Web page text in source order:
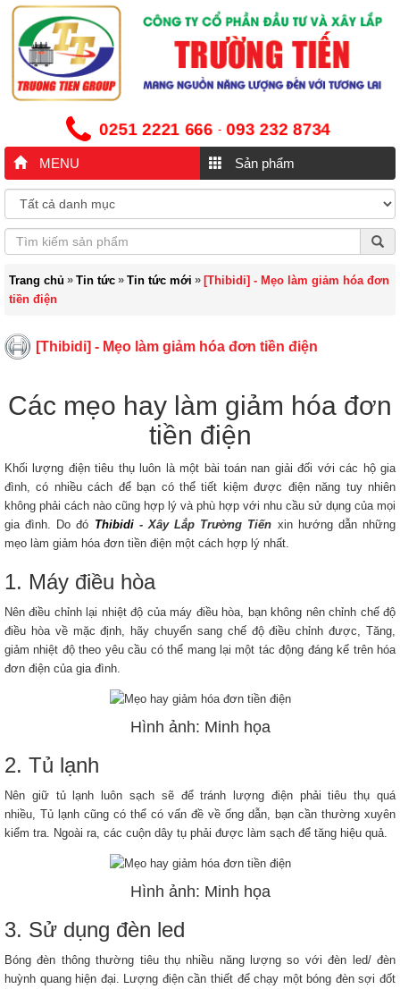
0251 2221 666 - 093 232 8734
MENU Sản phẩm
Trang chủ » Tin tức » Tin tức mới » [Thibidi] - Mẹo làm giảm hóa đơn
tiền điện
[Thibidi] - Mẹo làm giảm hóa đơn tiền điện
Các mẹo hay làm giảm hóa đơn
tiền điện
Khối lượng điện tiêu thụ luôn là một bài toán nan giải đối với các hộ gia
đình, có nhiều cách để bạn có thể tiết kiệm được điện năng tuy nhiên
không phải cách nào cũng hợp lý và phù hợp với nhu cầu sử dụng của mọi
gia đình. Do đó Thibidi- Xây Lắp Trường Tiến xin hướng dẫn những
mẹo làm giảm hóa đơn tiền điện một cách hợp lý nhất.
1. Máy điều hòa
Nên điều chỉnh lại nhiệt độ của máy điều hòa, bạn không nên chỉnh chế độ
điều hòa về mặc định, hãy chuyển sang chế độ điều chỉnh được, Tăng,
giảm nhiệt độ theo yêu cầu có thể mang lại một tác động đáng kể trên hóa
đơn điện của gia đình.
Hình ảnh: Minh họa
2. Tủ lạnh
Nên giữ tủ lạnh luôn sạch sẽ để tránh lượng điện phải tiêu thụ quá
nhiều, Tủ lạnh cũng có thể có vấn đề về ống dẫn, bạn cần thường xuyên
kiểm tra. Ngoài ra, các cuộn dây tụ phải được làm sạch để tăng hiệu quả.
Hình ảnh: Minh họa
3. Sử dụng đèn led
Bóng đèn thông thường tiêu thụ nhiều năng lượng so với đèn led/ đèn
huỳnh quang hiện đại. Lượng điện cần thiết để chạy một bóng đèn sợi đốt